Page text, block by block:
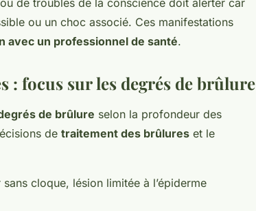
de troubles de la conscience doit alerter car
ou un choc associé. Ces manifestations
avec un professionnel de santé.
: focus sur les degrés de brûlure
de brûlure selon la profondeur des
de traitement des brûlures et le
cloque, lésion limitée à l’épiderme